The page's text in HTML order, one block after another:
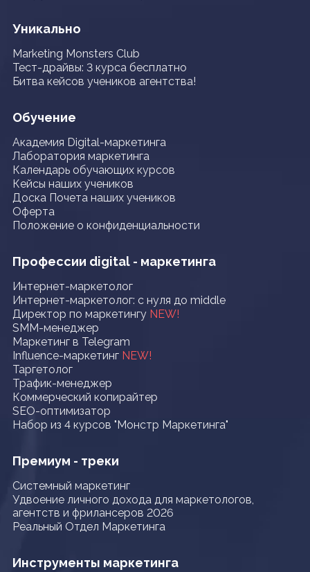
Уникально
Marketing Monsters Club
Тест-драйвы: 3 курса бесплатно
Битва кейсов учеников агентства!
Обучение
Академия Digital-маркетинга
Лаборатория маркетинга
Календарь обучающих курсов
Кейсы наших учеников
Доска Почета наших учеников
Оферта
Положение о конфиденциальности
Профессии digital - маркетинга
Интернет-маркетолог
Интернет-маркетолог: с нуля до middle
Директор по маркетингу NEW!
SMM-менеджер
Маркетинг в Telegram
Influence-маркетинг NEW!
Таргетолог
Трафик-менеджер
Коммерческий копирайтер
SEO-оптимизатор
Набор из 4 курсов "Монстр Маркетинга"
Премиум - треки
Системный маркетинг
Удвоение личного дохода для маркетологов,
агентств и фрилансеров 2026
Реальный Отдел Маркетинга
Инструменты маркетинга